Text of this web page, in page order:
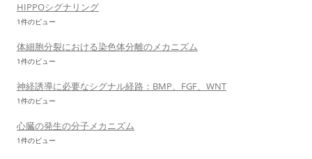
HIPPOシグナリング
1件のビュー
体細胞分裂における染色体分離のメカニズム
1件のビュー
神経誘導に必要なシグナル経路：BMP、FGF、WNT
1件のビュー
心臓の発生の分子メカニズム
1件のビュー